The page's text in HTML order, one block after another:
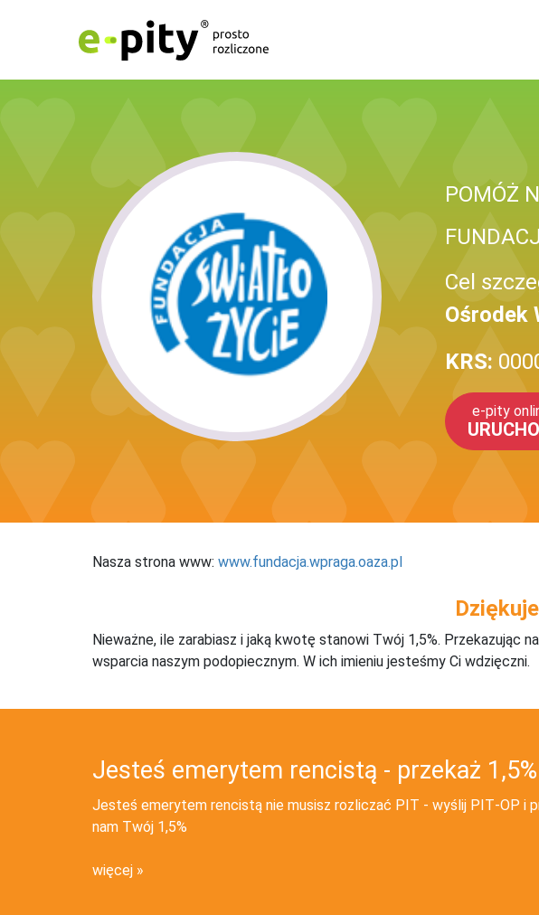
POMÓŻ
Cel
Ośrodek
KRS:
e-pity
Nasza strona www: www.fundacja.wpraga.oaza.pl
Nieważne, ile zarabiasz i jaką kwotę stanowi Twój 1,5%. Przekazując
wsparcia naszym podopiecznym. W ich imieniu jesteśmy Ci wdzięczni.
Jesteś emerytem rencistą - przekaż 1,5%
Jesteś emerytem rencistą nie musisz rozliczać PIT - wyślij PIT‑OP i
nam Twój 1,5%
więcej